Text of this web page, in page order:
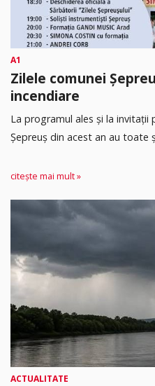
A1
Zilele comunei
incendiare
La programul ales și la invitații
Șepreuș din acest an au toate
citește mai mult »
ACTUALITATE